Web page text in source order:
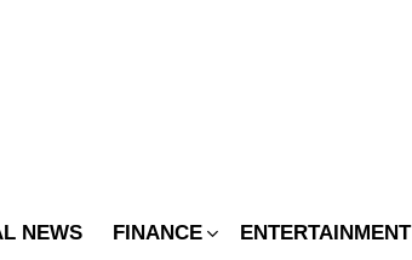
NEWS FINANCE ENTERTAINMENT